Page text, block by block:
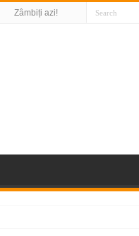
Zâmbiți azi!